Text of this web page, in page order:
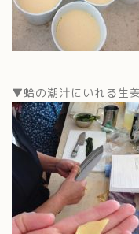
▼蛤の潮汁にいれる生